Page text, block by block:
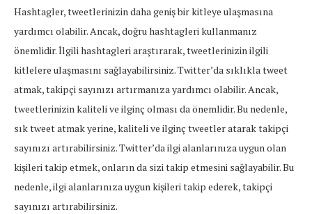
Hashtagler, tweetlerinizin daha geniş bir kitleye ulaşmasına
yardımcı olabilir. Ancak, doğru hashtagleri kullanmanız
önemlidir. İlgili hashtagleri araştırarak, tweetlerinizin ilgili
kitlelere ulaşmasını sağlayabilirsiniz. Twitter’da sıklıkla tweet
atmak, takipçi sayınızı artırmanıza yardımcı olabilir. Ancak,
tweetlerinizin kaliteli ve ilginç olması da önemlidir. Bu nedenle,
sık tweet atmak yerine, kaliteli ve ilginç tweetler atarak takipçi
sayınızı artırabilirsiniz. Twitter’da ilgi alanlarınıza uygun olan
kişileri takip etmek, onların da sizi takip etmesini sağlayabilir. Bu
nedenle, ilgi alanlarınıza uygun kişileri takip ederek, takipçi
sayınızı artırabilirsiniz.